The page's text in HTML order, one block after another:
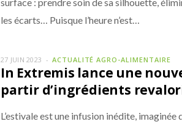
surface : prendre soin de sa silhouette,
les écarts… Puisque l’heure n’est…
27 JUIN 2023 ACTUALITÉ AGRO-ALIMENTAIRE
In Extremis lance une
partir d’ingrédients
L’estivale est une infusion inédite, imaginée